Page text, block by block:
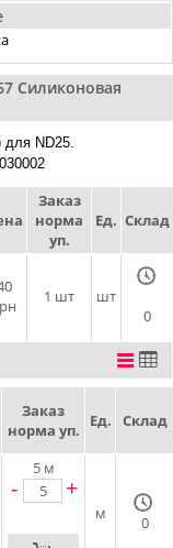
Силиконовая
для ND25.
Заказ
норма
уп.
Ед. Склад
1 шт
шт
0
Заказ
норма уп.
Ед. Склад
5 м
- +
м 0